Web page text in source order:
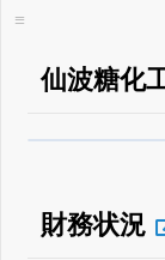
仙波糖化
登録すると永
財務状況